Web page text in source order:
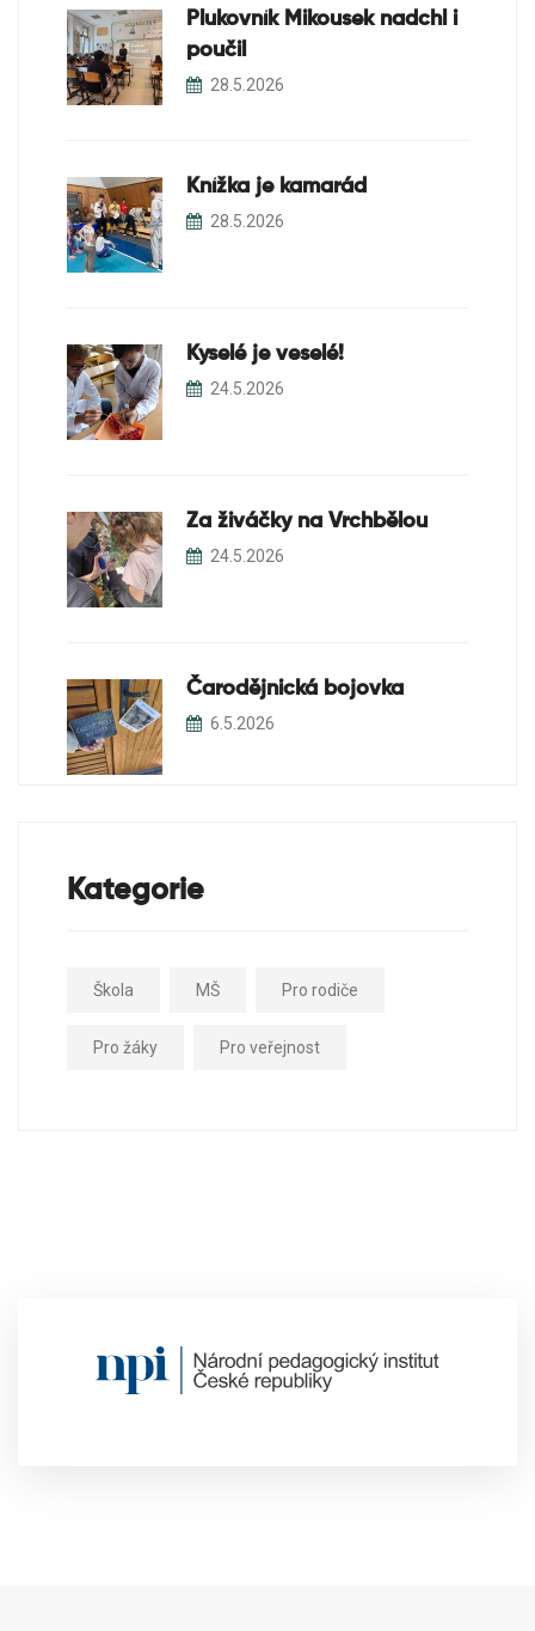
Plukovník Mikousek nadchl i
poučil
28.5.2026
Knížka je kamarád
28.5.2026
Kyselé je veselé!
24.5.2026
Za živáčky na Vrchbělou
24.5.2026
Čarodějnická bojovka
6.5.2026
Kategorie
Škola MŠ Pro rodiče
Pro žáky Pro veřejnost